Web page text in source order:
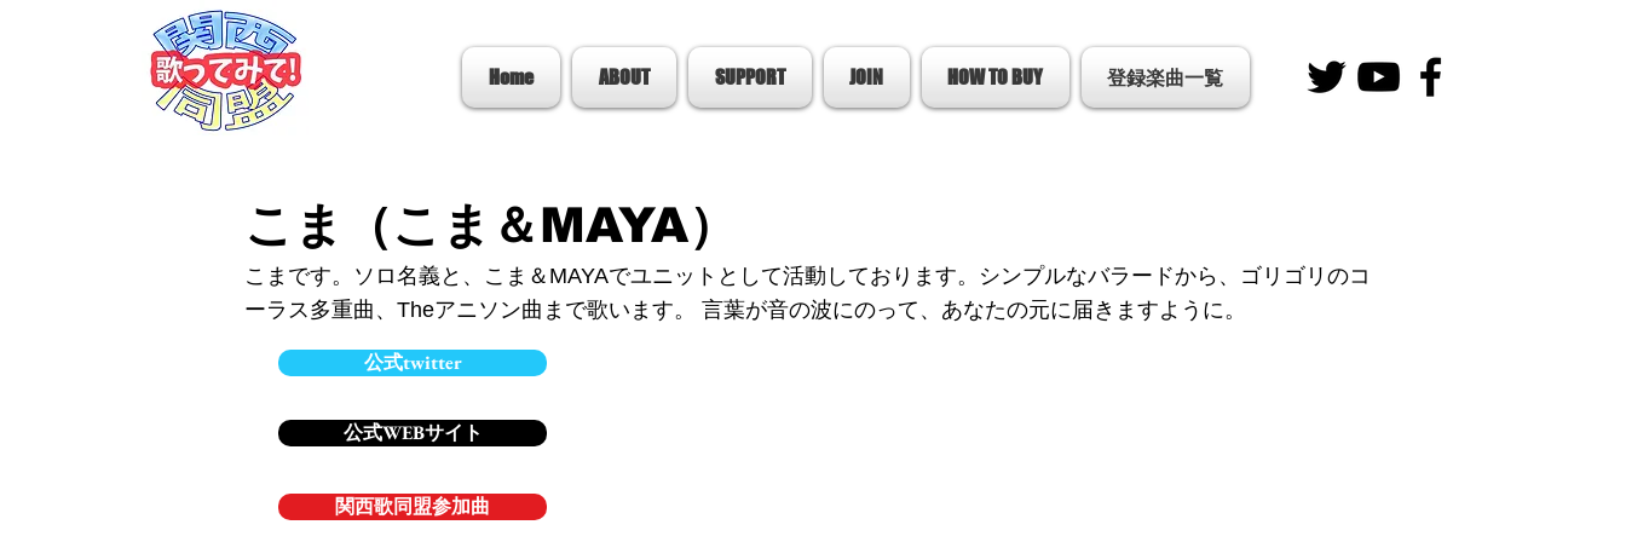
Home ABOUT SUPPORT JOIN HOW TO BUY 登録楽曲一覧
こま（こま＆MAYA）
こまです。ソロ名義と、こま＆MAYAでユニットとして活動しております。シンプルなバラードから、ゴリゴリのコ
ーラス多重曲、Theアニソン曲まで歌います。 言葉が音の波にのって、あなたの元に届きますように。
公式twitter
公式WEBサイト
関西歌同盟参加曲